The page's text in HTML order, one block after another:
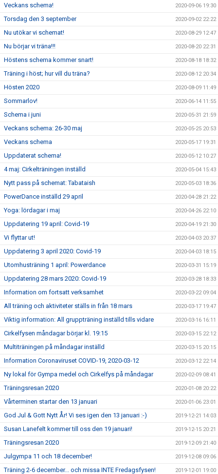
Veckans schema! 2020-09-06 19:30
Torsdag den 3 september 2020-09-02 22:22
Nu utökar vi schemat! 2020-08-29 12:47
Nu börjar vi träna!!! 2020-08-20 22:31
Höstens schema kommer snart! 2020-08-18 18:32
Träning i höst; hur vill du träna? 2020-08-12 20:34
Hösten 2020 2020-08-09 11:49
Sommarlov! 2020-06-14 11:55
Schema i juni 2020-05-31 21:59
Veckans schema: 26-30 maj 2020-05-25 20:53
Veckans schema 2020-05-17 19:31
Uppdaterat schema! 2020-05-12 10:27
4 maj: Cirkelträningen inställd 2020-05-04 15:43
Nytt pass på schemat: Tabataish 2020-05-03 18:36
PowerDance inställd 29 april 2020-04-28 21:22
Yoga: lördagar i maj 2020-04-26 22:10
Uppdatering 19 april: Covid-19 2020-04-19 21:30
Vi flyttar ut! 2020-04-03 20:37
Uppdatering 3 april 2020: Covid-19 2020-04-03 18:15
Utomhusträning 1 april: Powerdance 2020-03-31 15:19
Uppdatering 28 mars 2020: Covid-19 2020-03-28 18:33
Information om fortsatt verksamhet 2020-03-22 09:04
All träning och aktiviteter ställs in från 18 mars 2020-03-17 19:47
Viktig information: All gruppträning inställd tills vidare 2020-03-16 16:11
Cirkelfysen måndagar börjar kl. 19:15 2020-03-15 22:12
Multiträningen på måndagar inställd 2020-03-15 20:15
Information Coronaviruset COVID-19, 2020-03-12 2020-03-12 22:14
Ny lokal för Gympa medel och Cirkelfys på måndagar 2020-02-09 08:41
Träningsresan 2020 2020-01-08 20:22
Vårterminen startar den 13 januari 2020-01-06 23:01
God Jul & Gott Nytt År! Vi ses igen den 13 januari :-) 2019-12-21 14:03
Susan Lanefelt kommer till oss den 19 januari! 2019-12-15 20:21
Träningsresan 2020 2019-12-09 21:40
Julgympa 11 och 18 december! 2019-12-08 09:06
Träning 2-6 december... och missa INTE Fredagsfysen! 2019-12-01 19:00